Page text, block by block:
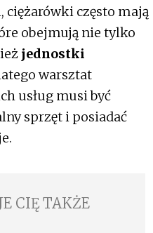
ciężarówki często mają
obejmują nie tylko
jednostki
warsztat
usług musi być
sprzęt i posiadać
CIĘ TAKŻE